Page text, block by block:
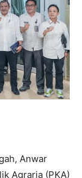
Anwar
Agraria (PKA)